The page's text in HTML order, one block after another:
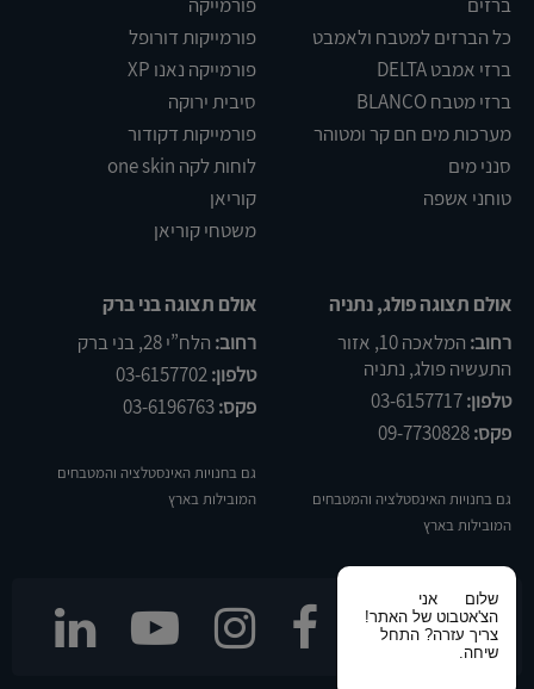
כל הברזים למטבח ולאמבט
ברזי אמבט DELTA
ברזי מטבח BLANCO
מערכות מים חם קר ומטוהר
סנני מים
טוחני אשפה
פורמייקות דורופל
פורמייקה נאנו XP
סיבית ירוקה
פורמייקות דקודור
לוחות לקה one skin
קוריאן
משטחי קוריאן
אולם תצוגה פולג, נתניה
רחוב:
המלאכה 10, אזור
התעשיה פולג, נתניה
טלפון:03-6157717
פקס:
גם בחנויות האינסטלציה והמטבחים
המובילות בארץ
אולם תצוגה בני ברק
רחוב: הלח”י 28, בני ברק
טלפון:03-6157702
פקס:
גם בחנויות האינסטלציה והמטבחים
המובילות בארץ
עקבו אחרינו
שלום
אני
הצ'אטבוט של האתר!
צריך עזרה? התחל
שיחה.